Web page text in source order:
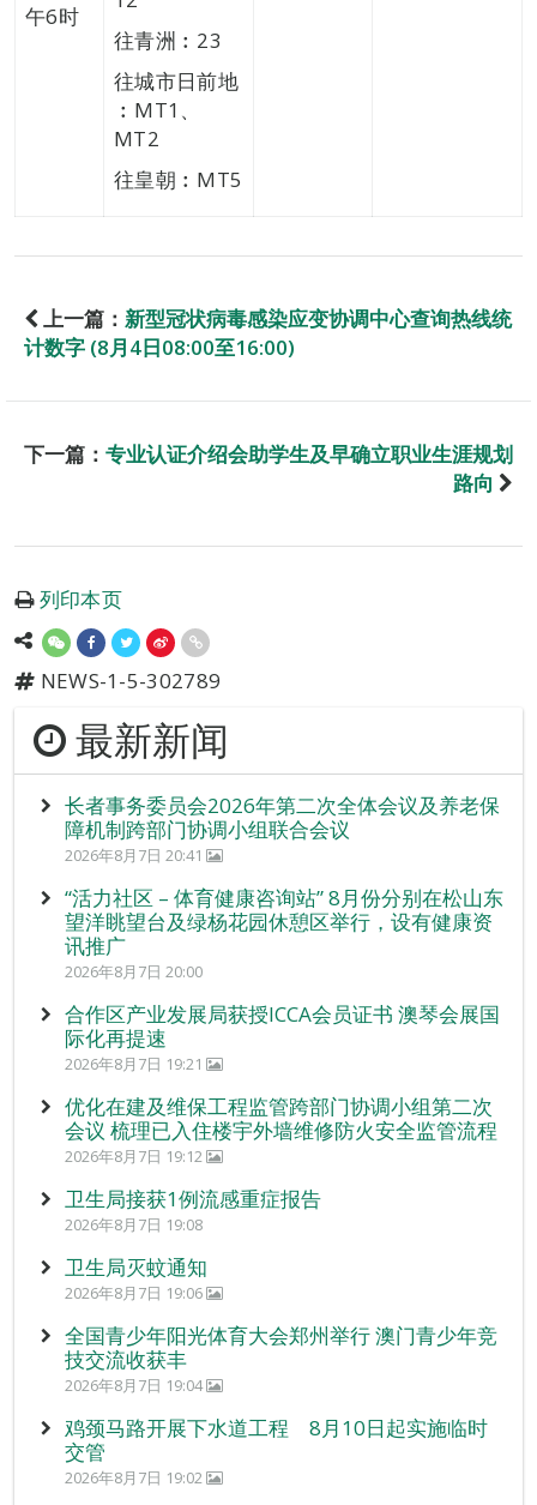
午6时
往青洲︰23
往城市日前地
︰MT1、
MT2
往皇朝︰MT5
上一篇： 新型冠状病毒感染应变协调中心查询热线统
计数字 (8月4日08:00至16:00)
下一篇： 专业认证介绍会助学生及早确立职业生涯规划
路向
列印本页
NEWS-1-5-302789
最新新闻
长者事务委员会2026年第二次全体会议及养老保
障机制跨部门协调小组联合会议
2026年8月7日 20:41
“活力社区 – 体育健康咨询站” 8月份分别在松山东
望洋眺望台及绿杨花园休憩区举行，设有健康资
讯推广
2026年8月7日 20:00
合作区产业发展局获授ICCA会员证书 澳琴会展国
际化再提速
2026年8月7日 19:21
优化在建及维保工程监管跨部门协调小组第二次
会议 梳理已入住楼宇外墙维修防火安全监管流程
2026年8月7日 19:12
卫生局接获1例流感重症报告
2026年8月7日 19:08
卫生局灭蚊通知
2026年8月7日 19:06
全国青少年阳光体育大会郑州举行 澳门青少年竞
技交流收获丰
2026年8月7日 19:04
鸡颈马路开展下水道工程 8月10日起实施临时
交管
2026年8月7日 19:02